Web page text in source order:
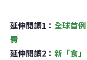
延伸閱讀1： 全球首
費
延伸閱讀2： 新「食